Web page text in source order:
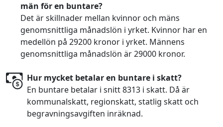
män för en buntare?
Det är skillnader mellan kvinnor och mäns
genomsnittliga månadslön i yrket. Kvinnor har en
medellön på 29200 kronor i yrket. Männens
genomsnittliga månadslön är 29000 kronor.
Hur mycket betalar en buntare i skatt?
En buntare betalar i snitt 8313 i skatt. Då är
kommunalskatt, regionskatt, statlig skatt och
begravningsavgiften inräknad.